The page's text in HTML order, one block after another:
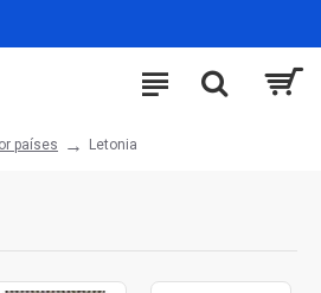
países Letonia